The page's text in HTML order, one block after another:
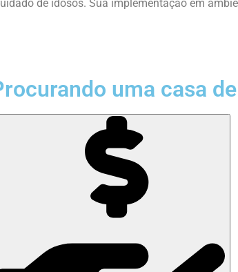
de idosos. Sua implementação em
uma casa